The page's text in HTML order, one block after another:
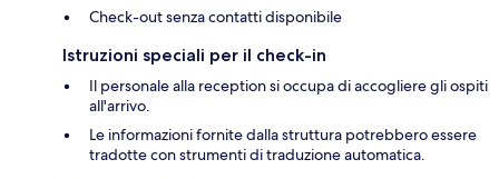
Check-out senza contatti disponibile
Istruzioni speciali per il check-in
Il personale alla reception si occupa di accogliere gli ospiti
all'arrivo.
Le informazioni fornite dalla struttura potrebbero essere
tradotte con strumenti di traduzione automatica.